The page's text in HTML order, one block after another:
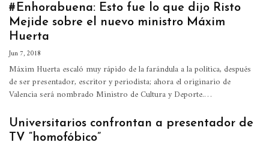
#Enhorabuena: Esto fue lo que dijo Risto
Mejide sobre el nuevo ministro Máxim
Huerta
Jun 7, 2018
Máxim Huerta escaló muy rápido de la farándula a la política, después
de ser presentador, escritor y periodista; ahora el originario de
Valencia será nombrado Ministro de Cultura y Deporte.…
Universitarios confrontan a presentador de
TV “homofóbico”